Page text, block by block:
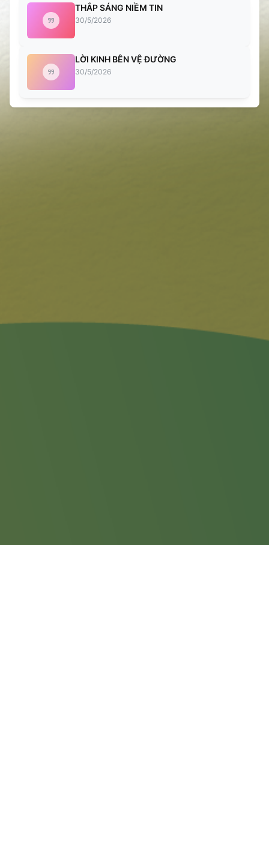
THẮP SÁNG NIỀM TIN
30/5/2026
LỜI KINH BÊN VỆ ĐƯỜNG
30/5/2026